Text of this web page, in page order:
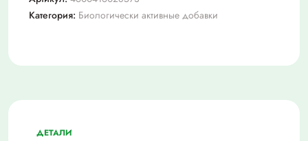
Категория: Биологически активные добавки
ДЕТАЛИ